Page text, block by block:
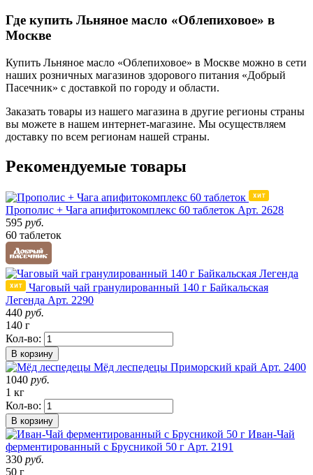
Где купить Льняное масло «Облепиховое» в
Москве
Купить Льняное масло «Облепиховое» в Москве можно в сети
наших розничных магазинов здорового питания «Добрый
Пасечник» с доставкой по городу и области.
Заказать товары из нашего магазина в другие регионы страны
вы можете в нашем интернет-магазине. Мы осуществляем
доставку по всем регионам нашей страны.
Рекомендуемые товары
Прополис + Чага апифитокомплекс 60 таблеток Арт. 2628
595 руб.
60 таблеток
Чаговый чай гранулированный 140 г Байкальская
Легенда Арт. 2290
440 руб.
140 г
Кол-во:
В корзину
Мёд леспедецы Приморский край Арт. 2400
1040 руб.
1 кг
Кол-во:
В корзину
Иван-Чай
ферментированный с Брусникой 50 г Арт. 2191
330 руб.
50 г